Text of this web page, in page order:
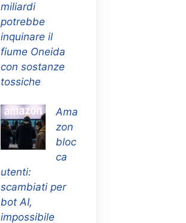
miliardi
potrebbe
inquinare il
fiume Oneida
con sostanze
tossiche
Ama
zon
bloc
ca
utenti:
scambiati per
bot AI,
impossibile